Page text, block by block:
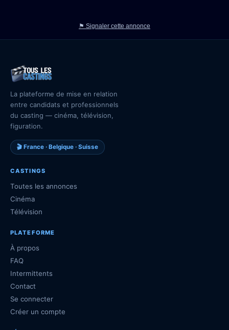
⚑ Signaler cette annonce
La plateforme de mise en relation
entre candidats et professionnels
du casting — cinéma, télévision,
figuration.
🎬 France · Belgique · Suisse
CASTINGS
Toutes les annonces
Cinéma
Télévision
PLATEFORME
À propos
FAQ
Intermittents
Contact
Se connecter
Créer un compte